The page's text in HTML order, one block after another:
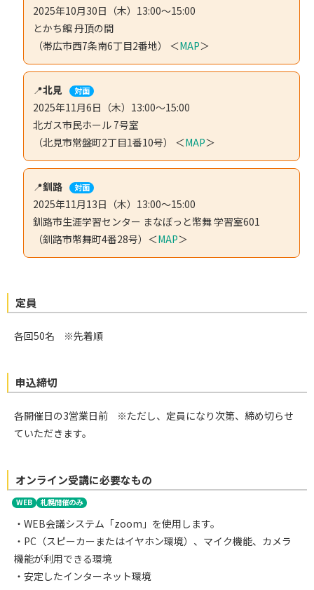
2025年10月30日（木）13:00～15:00
とかち館 丹頂の間
（帯広市西7条南6丁目2番地） ＜MAP＞
📍北見 対面
2025年11月6日（木）13:00～15:00
北ガス市民ホール 7号室
（北見市常盤町2丁目1番10号） ＜MAP＞
📍釧路 対面
2025年11月13日（木）13:00～15:00
釧路市生涯学習センター まなぼっと幣舞 学習室601
（釧路市幣舞町4番28号）＜MAP＞
定員
各回50名 ※先着順
申込締切
各開催日の3営業日前
※ただし、定員になり次第、締め切らせ
ていただきます。
オンライン受講に必要なもの
WEB 札幌開催のみ
・WEB会議システム「zoom」を使用します。
・PC（スピーカーまたはイヤホン環境）、マイク機能、カメラ
機能が利用できる環境
・安定したインターネット環境